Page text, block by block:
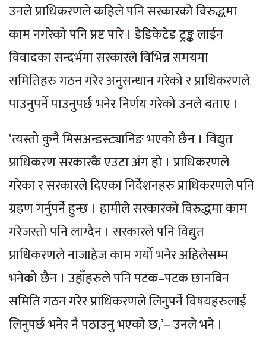
उनले प्राधिकरणले कहिले पनि सरकारको विरुद्धमा
काम नगरेको पनि प्रष्ट पारे । डेडिकेटेड ट्रङ्क लाईन
विवादका सन्दर्भमा सरकारले विभिन्न समयमा
समितिहरु गठन गरेर अनुसन्धान गरेको र प्राधिकरणले
पाउनुपर्ने पाउनुपर्छ भनेर निर्णय गरेको उनले बताए ।
‘त्यस्तो कुनै मिसअन्डस्ट्यानिङ भएको छैन । विद्युत
प्राधिकरण सरकारकै एउटा अंग हो । प्राधिकरणले
गरेका र सरकारले दिएका निर्देशनहरु प्राधिकरणले पनि
ग्रहण गर्नुपर्ने हुन्छ । हामीले सरकारको विरुद्धमा काम
गरेजस्तो पनि लाग्दैन । सरकारले पनि विद्युत
प्राधिकरणले नाजाहेज काम गर्यो भनेर अहिलेसम्म
भनेको छैन । उहाँहरुले पनि पटक–पटक छानविन
समिति गठन गरेर प्राधिकरणले लिनुपर्ने विषयहरुलाई
लिनुपर्छ भनेर नै पठाउनु भएको छ,’– उनले भने ।